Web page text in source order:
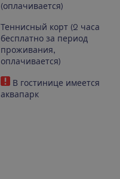
(оплачивается)
Теннисный корт (2 часа
бесплатно за период
проживания,
оплачивается)
В гостинице имеется
аквапарк